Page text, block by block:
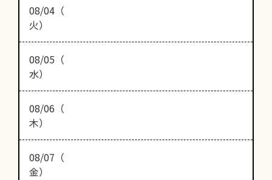
08/04（
火）
08/05（
水）
08/06（
木）
08/07（
金）